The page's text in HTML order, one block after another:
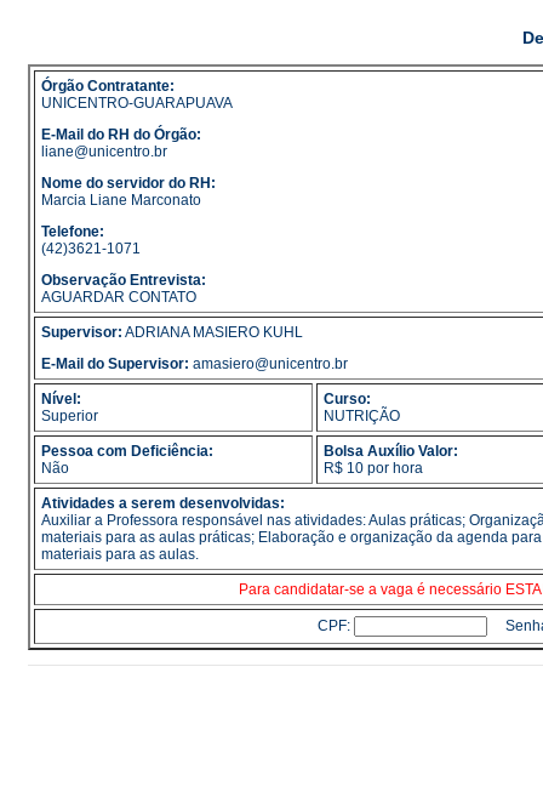
Órgão Contratante:
UNICENTRO-GUARAPUAVA
E-Mail do RH do Órgão:
liane@unicentro.br
Nome do servidor do RH:
Marcia Liane Marconato
Telefone:
(42)3621-1071
Observação Entrevista:
AGUARDAR CONTATO
Supervisor: ADRIANA MASIERO KUHL
E-Mail do Supervisor: amasiero@unicentro.br
Nível:
Superior
Curso:
NUTRIÇÃO
Pessoa com Deficiência:
Não
Bolsa Auxílio Valor:
R$ 10 por hora
Atividades a serem desenvolvidas:
Auxiliar a Professora responsável nas atividades: Aulas práticas;
materiais para as aulas práticas; Elaboração e organização da agenda
materiais para as aulas.
Para candidatar-se a vaga é necessário
CPF: